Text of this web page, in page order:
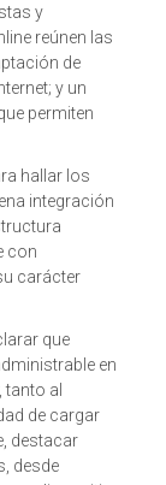
y
reúnen las
de
y un
permiten
hallar los
integración
con
carácter
que
en
tanto al
de cargar
destacar
desde